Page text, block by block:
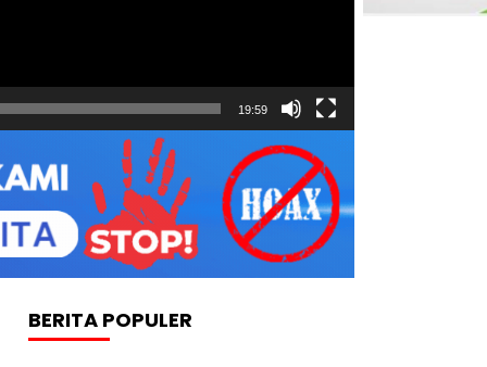
19:59
BERITA POPULER